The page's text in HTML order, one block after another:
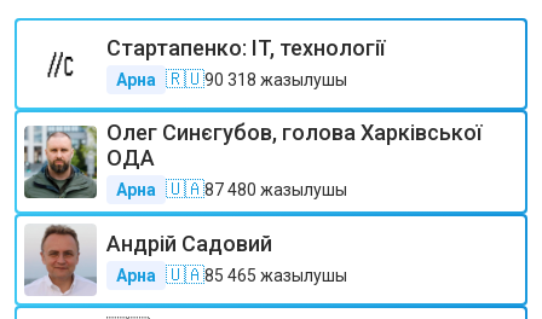
Стартапенко: IT, технології
Арна 🇷🇺90 318 жазылушы
Олег Синєгубов, голова Харківської
ОДА
Арна 🇺🇦87 480 жазылушы
Андрій Садовий
Арна 🇺🇦85 465 жазылушы